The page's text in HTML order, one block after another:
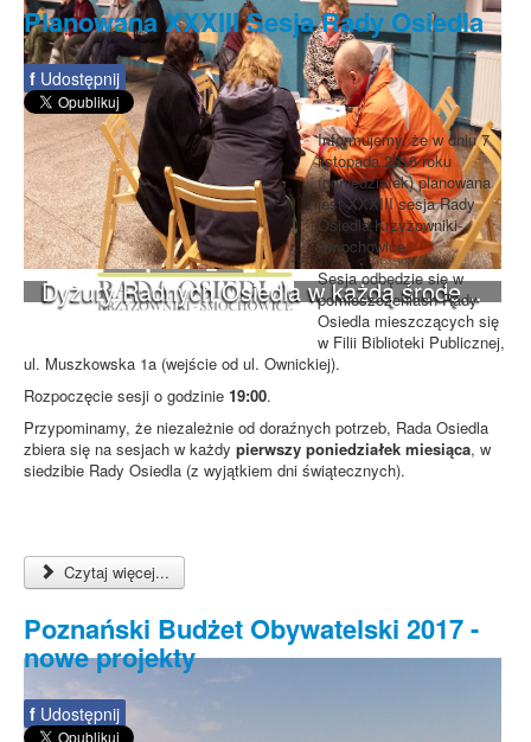
Dyżury Radnych Osiedla w każdą środę...
Planowana XXXIII Sesja Rady Osiedla
f Udostępnij
Informujemy, że w dniu 7
listopada 2016 roku
(poniedziałek) planowana
jest XXXIII sesja Rady
Osiedla Krzyżowniki-
Smochowice.
Sesja odbędzie się w
pomieszczeniach Rady
Osiedla mieszczących się
w Filii Biblioteki Publicznej,
ul. Muszkowska 1a (wejście od ul. Ownickiej).
Rozpoczęcie sesji o godzinie 19:00.
Przypominamy, że niezależnie od doraźnych potrzeb, Rada Osiedla
zbiera się na sesjach w każdy pierwszy poniedziałek miesiąca, w
siedzibie Rady Osiedla (z wyjątkiem dni świątecznych).
Czytaj więcej...
Poznański Budżet Obywatelski 2017 -
nowe projekty
f Udostępnij